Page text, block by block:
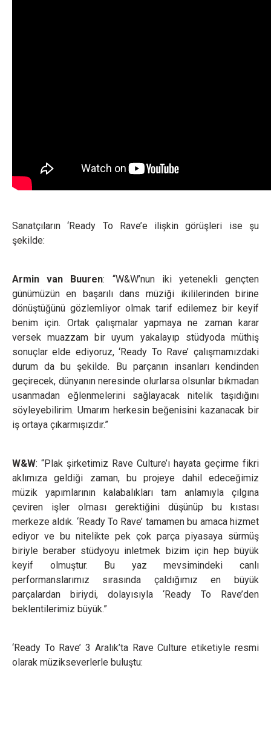
Sanatçıların ‘Ready To Rave’e ilişkin görüşleri ise şu
şekilde:
Armin van Buuren: “W&W’nun iki yetenekli gençten
günümüzün en başarılı dans müziği ikililerinden birine
dönüştüğünü gözlemliyor olmak tarif edilemez bir keyif
benim için. Ortak çalışmalar yapmaya ne zaman karar
versek muazzam bir uyum yakalayıp stüdyoda müthiş
sonuçlar elde ediyoruz, ‘Ready To Rave’ çalışmamızdaki
durum da bu şekilde. Bu parçanın insanları kendinden
geçirecek, dünyanın neresinde olurlarsa olsunlar bıkmadan
usanmadan eğlenmelerini sağlayacak nitelik taşıdığını
söyleyebilirim. Umarım herkesin beğenisini kazanacak bir
iş ortaya çıkarmışızdır.”
W&W: “Plak şirketimiz Rave Culture’ı hayata geçirme fikri
aklımıza geldiği zaman, bu projeye dahil edeceğimiz
müzik yapımlarının kalabalıkları tam anlamıyla çılgına
çeviren işler olması gerektiğini düşünüp bu kıstası
merkeze aldık. ‘Ready To Rave’ tamamen bu amaca hizmet
ediyor ve bu nitelikte pek çok parça piyasaya sürmüş
biriyle beraber stüdyoyu inletmek bizim için hep büyük
keyif olmuştur. Bu yaz mevsimindeki canlı
performanslarımız sırasında çaldığımız en büyük
parçalardan biriydi, dolayısıyla ‘Ready To Rave’den
beklentilerimiz büyük.”
‘Ready To Rave’ 3 Aralık’ta Rave Culture etiketiyle resmi
olarak müzikseverlerle buluştu: